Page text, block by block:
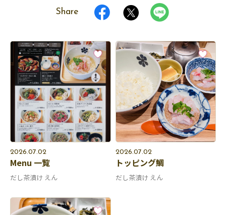
Share
2026.07.02
Menu 一覧
だし茶漬け えん
2026.07.02
トッピング鯛
だし茶漬け えん